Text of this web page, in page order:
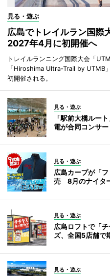
見る・遊ぶ
広島でトレイルラン国
2027年4月に初開催へ
トレイルランニング国際大会「
「Hiroshima Ultra-Trail by UTMB
初開催される。
見る・遊ぶ
「駅前大橋ルー
電が合同コンサー
見る・遊ぶ
広島カープが「
売 8月のナイタ
見る・遊ぶ
広島ロフトで「
ズ、全国5店舗で
見る・遊ぶ